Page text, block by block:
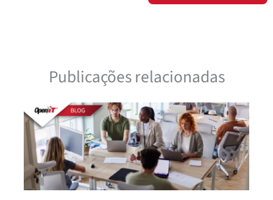
Publicações relacionadas